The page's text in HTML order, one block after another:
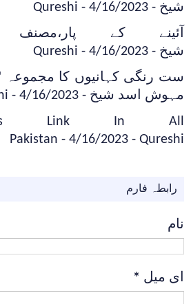
شیخ - 4/16/2023
- Qureshi
آئینے کے
شیخ - 4/16/2023
- Qureshi
ست رنگی کہانیوں کا
مہوش اسد شیخ - 4/16/2023
- Qureshi
Link In All
Pakistan - 4/16/2023 - Qureshi
رابطہ فارم
نام
ای میل *